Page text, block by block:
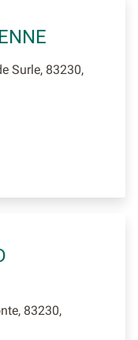
Surle, 83230,
83230,